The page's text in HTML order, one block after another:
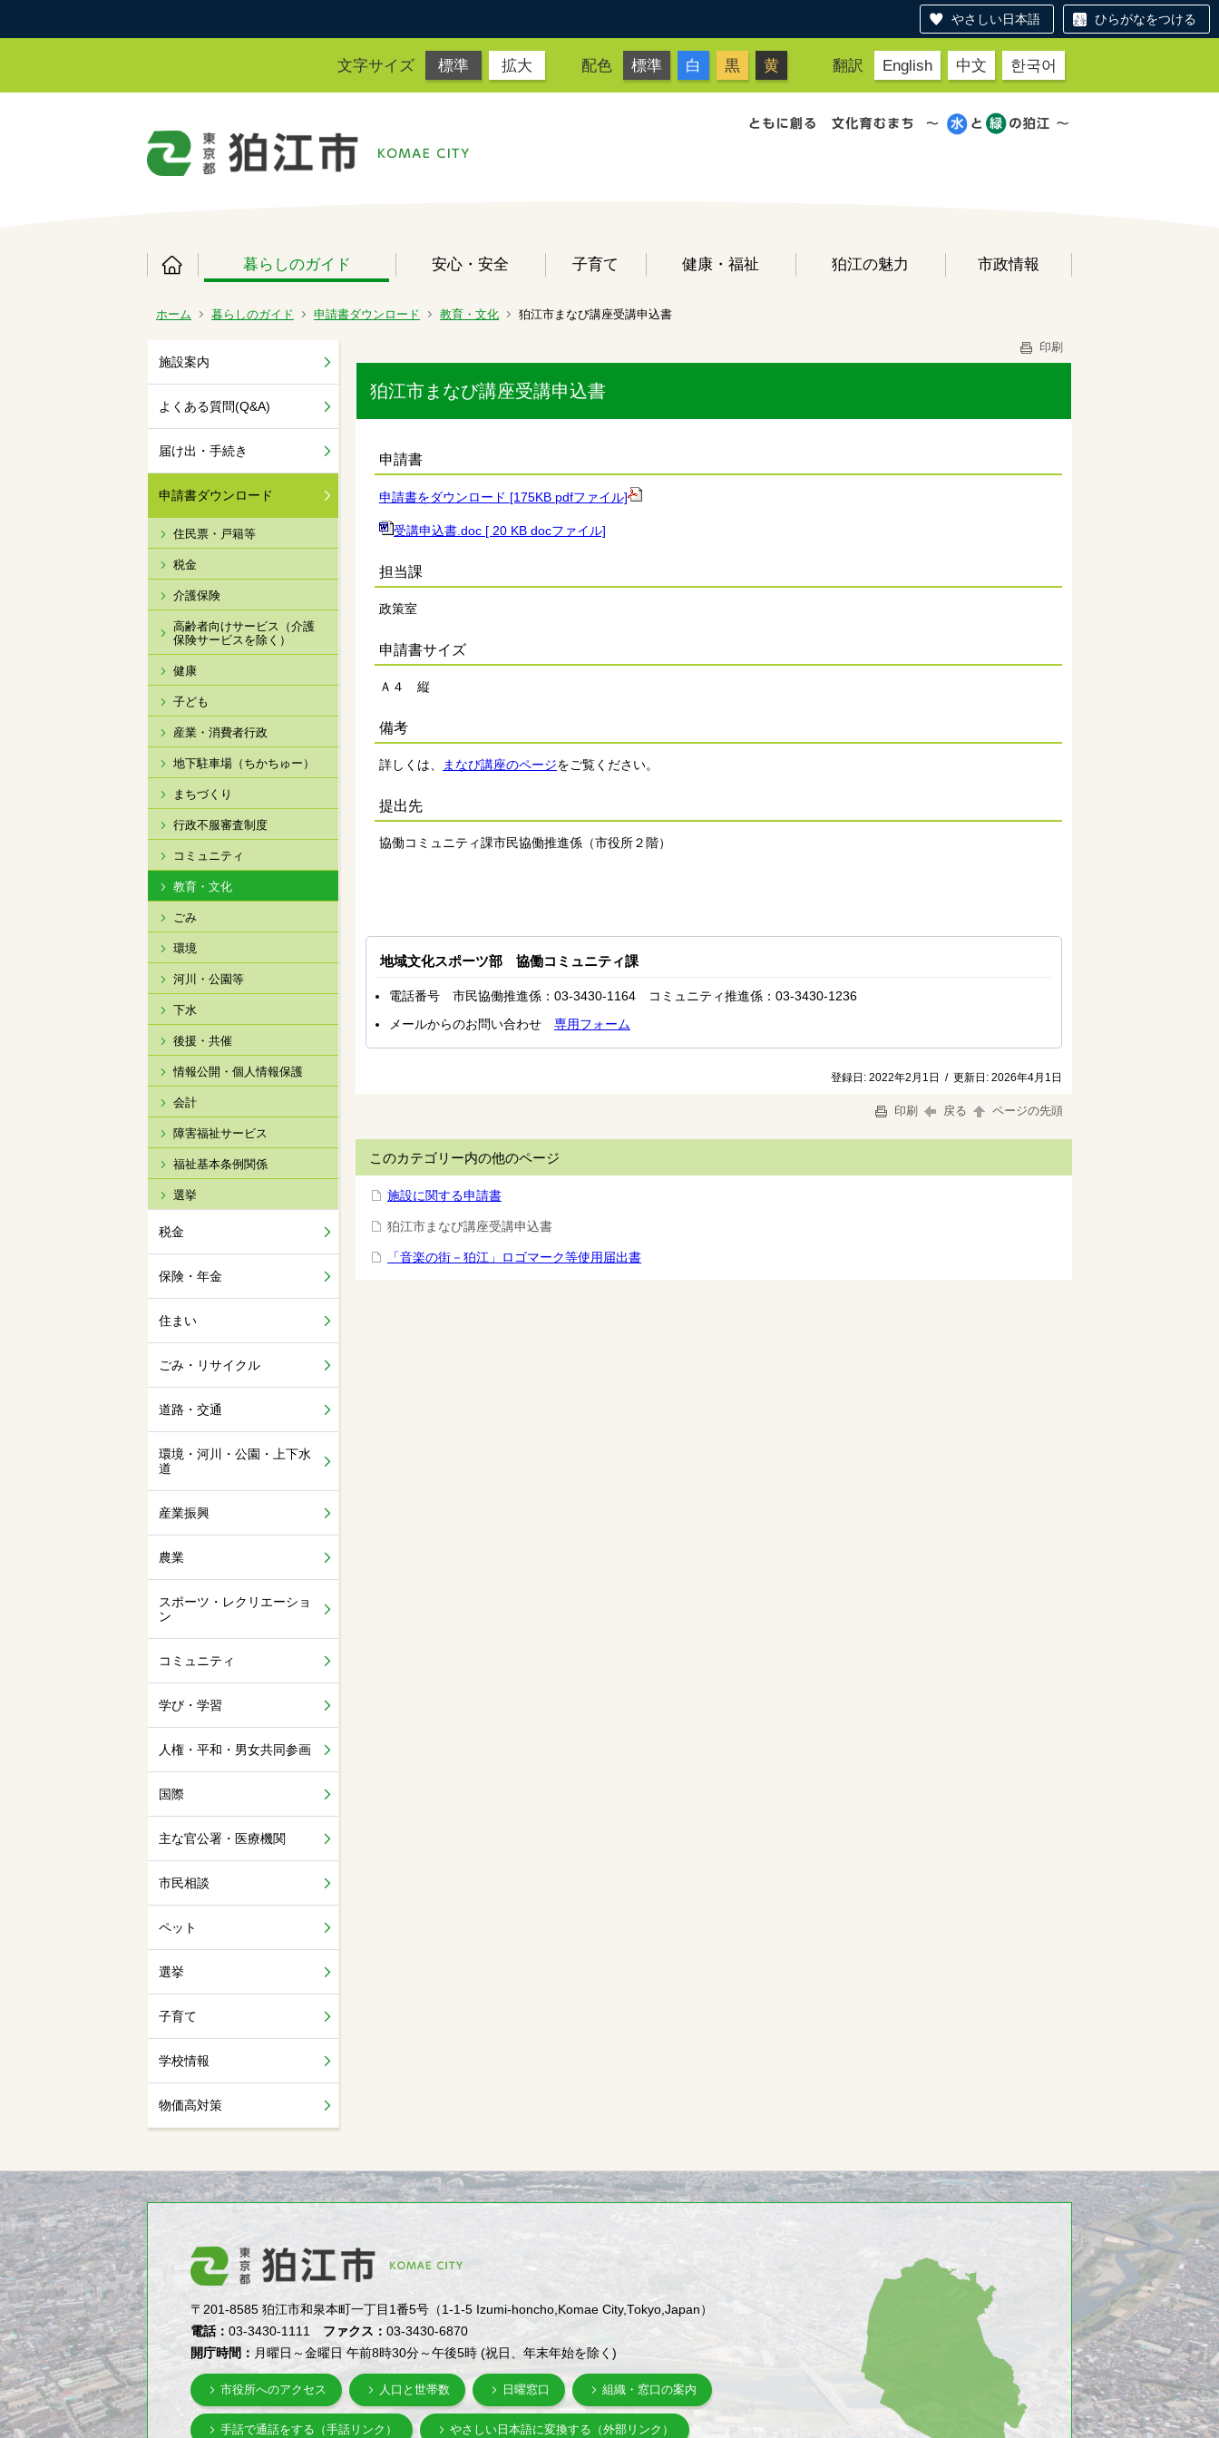
やさしい日本語 ひらがなをつける
文字サイズ 標準 拡大 配色 標準 白 黒 黄 翻訳 English 中文 한국어
暮らしのガイド 安心・安全 子育て 健康・福祉 狛江の魅力 市政情報
ホーム 暮らしのガイド 申請書ダウンロード 教育・文化 狛江市まなび講座受講申込書
施設案内
よくある質問(Q&A)
届け出・手続き
申請書ダウンロード
住民票・戸籍等
税金
介護保険
高齢者向けサービス（介護
保険サービスを除く）
健康
子ども
産業・消費者行政
地下駐車場（ちかちゅー）
まちづくり
行政不服審査制度
コミュニティ
教育・文化
ごみ
環境
河川・公園等
下水
後援・共催
情報公開・個人情報保護
会計
障害福祉サービス
福祉基本条例関係
選挙
税金
保険・年金
住まい
ごみ・リサイクル
道路・交通
環境・河川・公園・上下水
道
産業振興
農業
スポーツ・レクリエーショ
ン
コミュニティ
学び・学習
人権・平和・男女共同参画
国際
主な官公署・医療機関
市民相談
ペット
選挙
子育て
学校情報
物価高対策
印刷
狛江市まなび講座受講申込書
申請書
申請書をダウンロード [175KB pdfファイル]
受講申込書.doc [ 20 KB docファイル]
担当課
政策室
申請書サイズ
Ａ４ 縦
備考
詳しくは、 まなび講座のページをご覧ください。
提出先
協働コミュニティ課市民協働推進係（市役所２階）
地域文化スポーツ部 協働コミュニティ課
電話番号 市民協働推進係：03-3430-1164 コミュニティ推進係：03-3430-1236
メールからのお問い合わせ 専用フォーム
登録日: 2022年2月1日 / 更新日: 2026年4月1日
印刷 戻る ページの先頭
このカテゴリー内の他のページ
施設に関する申請書
狛江市まなび講座受講申込書
「音楽の街－狛江」ロゴマーク等使用届出書
〒201-8585 狛江市和泉本町一丁目1番5号（1-1-5 Izumi-honcho,Komae City,Tokyo,Japan）
電話：03-3430-1111 ファクス：03-3430-6870
開庁時間： 月曜日～金曜日 午前8時30分～午後5時 (祝日、年末年始を除く)
市役所へのアクセス 人口と世帯数 日曜窓口 組織・窓口の案内
手話で通話をする（手話リンク） やさしい日本語に変換する（外部リンク）